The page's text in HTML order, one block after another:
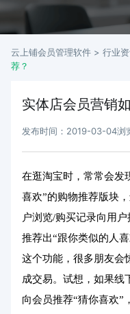
云上铺会员管理软件 > 行业
荐？
实体店会员营销
发布时间：2019-03-04浏
在逛淘宝时，常常会发
喜欢”的购物推荐版块
户浏览/购买记录向用
推荐出“跟你类似的人
这个功能，很多朋友会
成交易。试想，如果线
向会员推荐“猜你喜欢”